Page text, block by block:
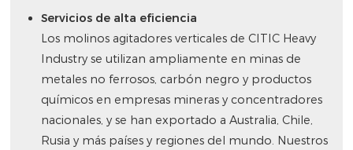
Servicios de alta eficiencia
Los molinos agitadores verticales de CITIC Heavy
Industry se utilizan ampliamente en minas de
metales no ferrosos, carbón negro y productos
químicos en empresas mineras y concentradores
nacionales, y se han exportado a Australia, Chile,
Rusia y más países y regiones del mundo. Nuestros